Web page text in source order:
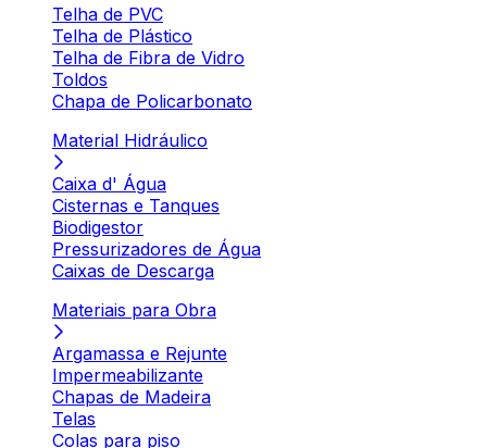
Telha de PVC
Telha de Plástico
Telha de Fibra de Vidro
Toldos
Chapa de Policarbonato
Material Hidráulico
Caixa d' Água
Cisternas e Tanques
Biodigestor
Pressurizadores de Água
Caixas de Descarga
Materiais para Obra
Argamassa e Rejunte
Impermeabilizante
Chapas de Madeira
Telas
Colas para piso